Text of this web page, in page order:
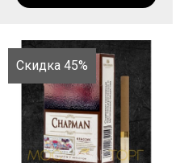
Скидка 45%